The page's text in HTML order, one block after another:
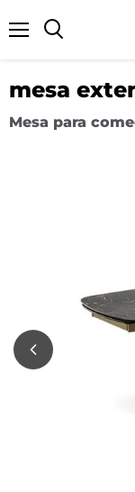
mesa
Mesa para